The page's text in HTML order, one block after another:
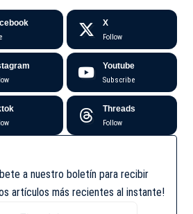
X
Follow
Youtube
Subscribe
Threads
Follow
a nuestro boletín para recibir
artículos más recientes al instante!